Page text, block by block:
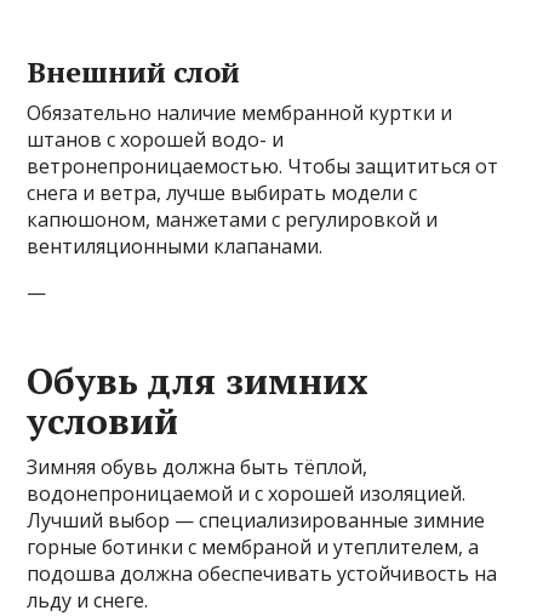
Внешний слой
Обязательно наличие мембранной куртки и
штанов с хорошей водо- и
ветронепроницаемостью. Чтобы защититься от
снега и ветра, лучше выбирать модели с
капюшоном, манжетами с регулировкой и
вентиляционными клапанами.
—
Обувь для зимних
условий
Зимняя обувь должна быть тёплой,
водонепроницаемой и с хорошей изоляцией.
Лучший выбор — специализированные зимние
горные ботинки с мембраной и утеплителем, а
подошва должна обеспечивать устойчивость на
льду и снеге.